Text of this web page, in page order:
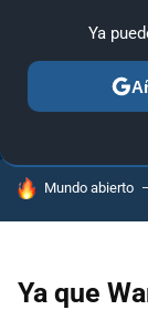
ANÁLISIS
HOY SE HABLA
Mundo abierto
Ya que
Ya